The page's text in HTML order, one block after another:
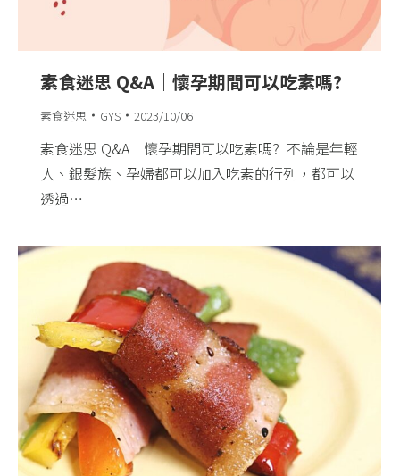
素食迷思 Q&A｜懷孕期間可以吃素嗎?
素食迷思 GYS 2023/10/06
素食迷思 Q&A｜懷孕期間可以吃素嗎? ​ 不論是年輕
人、銀髮族、孕婦都可以加入吃素的行列，都可以
透過…